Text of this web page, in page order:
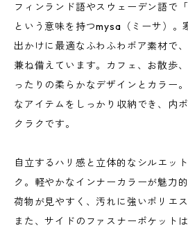
フィンランド語やスウェーデン語で
という意味を持つmysa（ミーサ）。
出かけに最適なふわふわボア素材で
兼ね備えています。カフェ、お散歩
ったりの柔らかなデザインとカラー
なアイテムをしっかり収納でき、内
クラクです。
自立するハリ感と立体的なシルエッ
ク。軽やかなインナーカラーが魅力
荷物が見やすく、汚れに強いポリエ
また、サイドのファスナーポケット